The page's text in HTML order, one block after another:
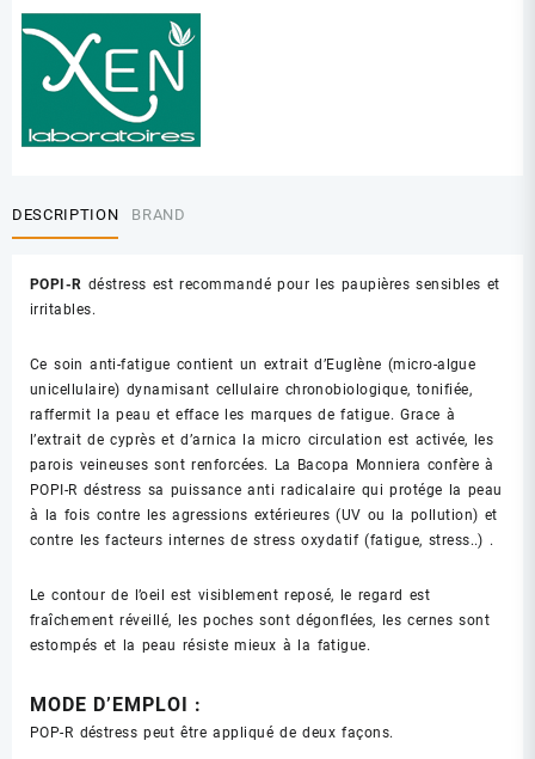
DESCRIPTION BRAND
POPI-R déstress est recommandé pour les paupières sensibles et
irritables.
Ce soin anti-fatigue contient un extrait d’Euglène (micro-algue
unicellulaire) dynamisant cellulaire chronobiologique, tonifiée,
raffermit la peau et efface les marques de fatigue. Grace à
l’extrait de cyprès et d’arnica la micro circulation est activée, les
parois veineuses sont renforcées. La Bacopa Monniera confère à
POPI-R déstress sa puissance anti radicalaire qui protége la peau
à la fois contre les agressions extérieures (UV ou la pollution) et
contre les facteurs internes de stress oxydatif (fatigue, stress..) .
Le contour de l’oeil est visiblement reposé, le regard est
fraîchement réveillé, les poches sont dégonflées, les cernes sont
estompés et la peau résiste mieux à la fatigue.
MODE D’EMPLOI :
POP-R déstress peut être appliqué de deux façons.